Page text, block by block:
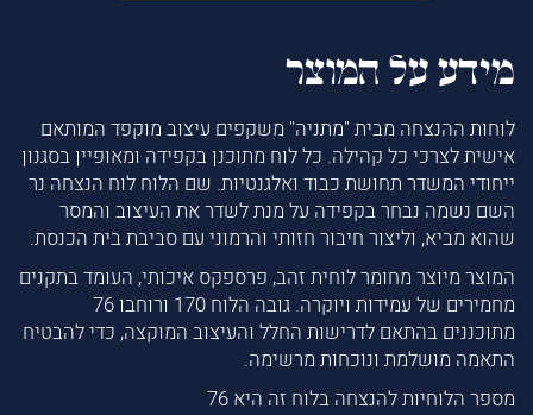
מידע על המוצר
לוחות ההנצחה מבית "מתניה" משקפים עיצוב מוקפד המותאם
אישית לצרכי כל קהילה. כל לוח מתוכנן בקפידה ומאופיין בסגנון
ייחודי המשדר תחושת כבוד ואלגנטיות. שם הלוח לוח הנצחה נר
השם נשמה נבחר בקפידה על מנת לשדר את העיצוב והמסר
שהוא מביא, וליצור חיבור חזותי והרמוני עם סביבת בית הכנסת.
המוצר מיוצר מחומר לוחית זהב, פרספקס איכותי, העומד בתקנים
מחמירים של עמידות ויוקרה. גובה הלוח 170 ורוחבו 76
מתוכננים בהתאם לדרישות החלל והעיצוב המוקצה, כדי להבטיח
התאמה מושלמת ונוכחות מרשימה.
מספר הלוחיות להנצחה בלוח זה היא 76